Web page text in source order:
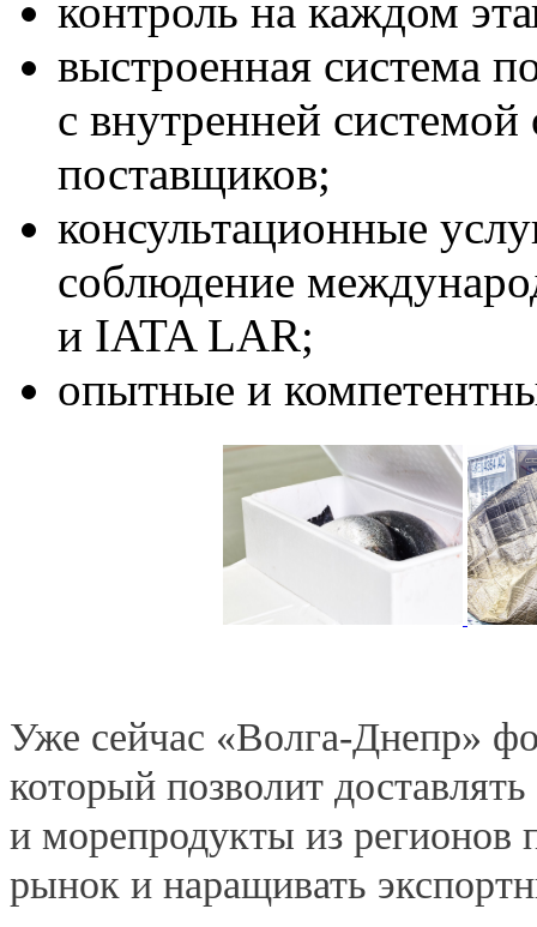
контроль на каждом
выстроенная система
с внутренней
поставщиков;
консультационные
соблюдение
и IATA LAR;
опытные и
Уже сейчас «Волга-Днепр»
который позволит
и морепродукты из
рынок и наращивать